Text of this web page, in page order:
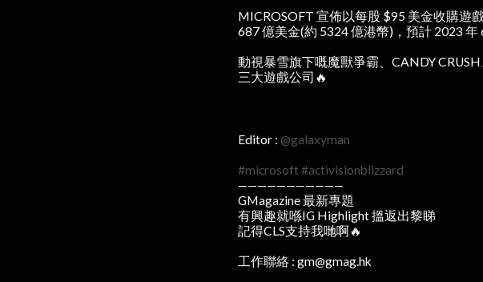
MICROSOFT 宣佈以每股 $95 美金收購遊
687 億美金(約 5324 億港幣)，預計 2023
動視暴雪旗下嘅魔獸爭霸、CANDY
三大遊戲公司🔥
Editor : @galaxyman
#microsoft #activisionblizzard
———————————
GMagazine 最新專題
有興趣就喺IG Highlight 搵返出黎睇
記得CLS支持我哋啊🔥
工作聯絡 : gm@gmag.hk